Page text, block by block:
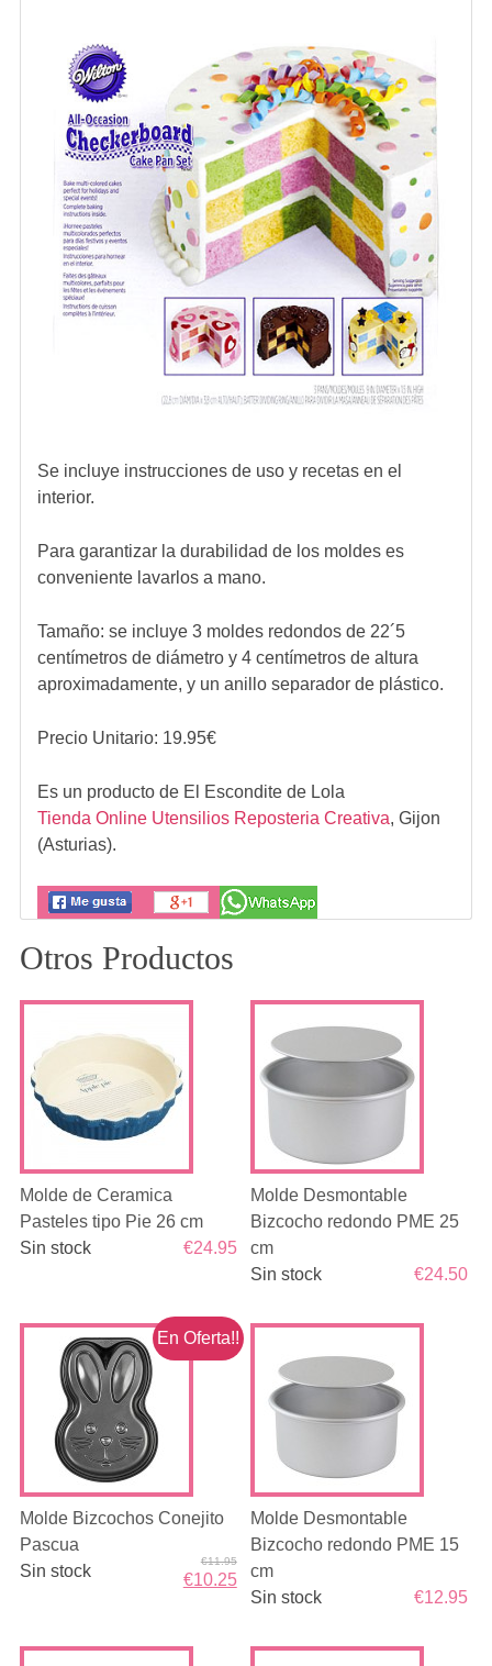
Se incluye instrucciones de uso y recetas en el
interior.
Para garantizar la durabilidad de los moldes es
conveniente lavarlos a mano.
Tamaño: se incluye 3 moldes redondos de 22´5
centímetros de diámetro y 4 centímetros de altura
aproximadamente, y un anillo separador de plástico.
Precio Unitario: 19.95€
Es un producto de El Escondite de Lola
Tienda Online Utensilios Reposteria Creativa, Gijon
(Asturias).
Otros Productos
Molde de Ceramica
Pasteles tipo Pie 26 cm
€24.95
Sin stock
Molde Desmontable
Bizcocho redondo PME 25
cm
€24.50
Sin stock
En Oferta!!
Molde Bizcochos Conejito
Pascua
€11.95
€10.25
Sin stock
Molde Desmontable
Bizcocho redondo PME 15
cm
€12.95
Sin stock